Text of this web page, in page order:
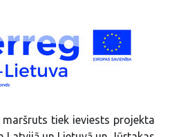
tiek ieviests projekta